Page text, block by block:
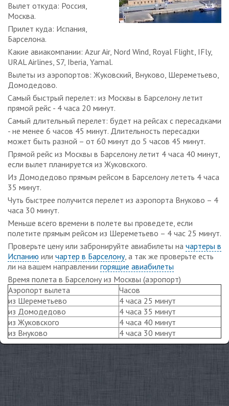
Вылет откуда: Россия,
Москва.
Прилет куда: Испания,
Барселона.
Какие авиакомпании: Azur Air, Nord Wind, Royal Flight, IFly,
URAL Airlines, S7, Iberia, Yamal.
Вылеты из аэропортов: Жуковский, Внуково, Шереметьево,
Домодедово.
Самый быстрый перелет: из Москвы в Барселону летит
прямой рейс - 4 часа 20 минут.
Самый длительный перелет: будет на рейсах с пересадками
- не менее 6 часов 45 минут. Длительность пересадки
может быть разной – от 60 минут до 5 часов 45 минут.
Прямой рейс из Москвы в Барселону летит 4 часа 40 минут,
если вылет планируется из Жуковского.
Из Домодедово прямым рейсом в Барселону лететь 4 часа
35 минут.
Чуть быстрее получится перелет из аэропорта Внуково – 4
часа 30 минут.
Меньше всего времени в полете вы проведете, если
полетите прямым рейсом из Шереметьево – 4 час 25 минут.
Проверьте цену или забронируйте авиабилеты на чартеры в
Испанию или чартер в Барселону, а так же проверьте есть
ли на вашем направлении горящие авиабилеты
Время полета в Барселону из Москвы (аэропорт)
Аэропорт вылета
Часов
из Шереметьево
4 часа 25 минут
из Домодедово
4 часа 35 минут
из Жуковского
4 часа 40 минут
из Внуково
4 часа 30 минут